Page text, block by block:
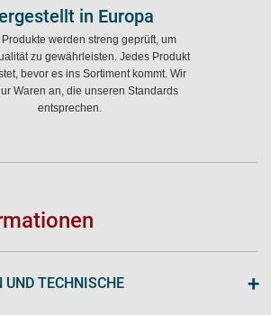
in Europa
werden streng geprüft, um
zu gewährleisten. Jedes Produkt
bevor es ins Sortiment kommt. Wir
Waren an, die unseren Standards
entsprechen.
TECHNISCHE
+